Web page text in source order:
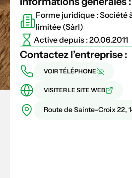
Forme juridique : Société
limitée (Sàrl)
Active depuis : 20.06.2011
Contactez l’entreprise :
VOIR TÉLÉPHONE
VISITER LE SITE WEB
Route de Sainte-Croix 22,